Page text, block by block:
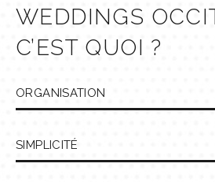
WEDDINGS
C’EST QUOI ?
ORGANISATION
SIMPLICITÉ